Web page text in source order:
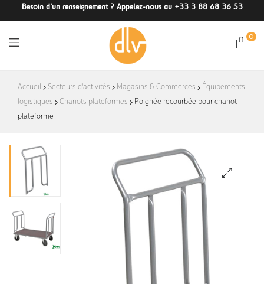
Besoin d'un renseignement ? Appelez-nous au +33 3 88 68 36 53
DLV-
France
0
Accueil Secteurs d'activités Magasins & Commerces
Équipements
logistiques
Chariots plateformes
Poignée recourbée pour chariot
plateforme